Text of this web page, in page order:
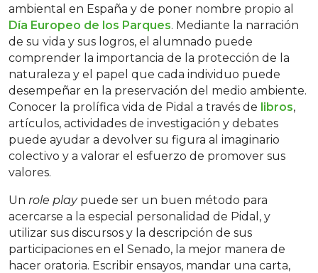
ambiental en España y de poner nombre propio al
Día Europeo de los Parques. Mediante la narración
de su vida y sus logros, el alumnado puede
comprender la importancia de la protección de la
naturaleza y el papel que cada individuo puede
desempeñar en la preservación del medio ambiente.
Conocer la prolífica vida de Pidal a través de libros,
artículos, actividades de investigación y debates
puede ayudar a devolver su figura al imaginario
colectivo y a valorar el esfuerzo de promover sus
valores.
Un role playpuede ser un buen método para
acercarse a la especial personalidad de Pidal, y
utilizar sus discursos y la descripción de sus
participaciones en el Senado, la mejor manera de
hacer oratoria. Escribir ensayos, mandar una carta,